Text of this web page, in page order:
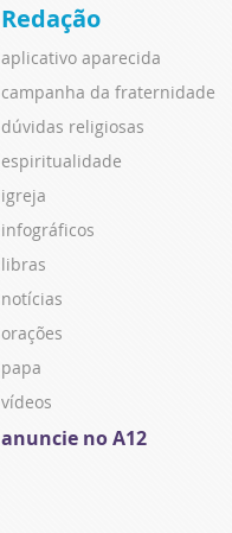
Redação
aplicativo aparecida
campanha da fraternidade
dúvidas religiosas
espiritualidade
igreja
infográficos
libras
notícias
orações
papa
vídeos
anuncie no A12